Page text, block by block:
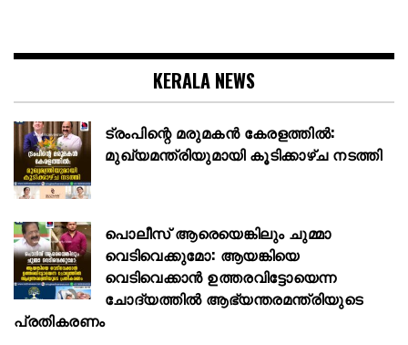
KERALA NEWS
ട്രംപിന്റെ മരുമകൻ കേരളത്തിൽ:
മുഖ്യമന്ത്രിയുമായി കൂടിക്കാഴ്ച നടത്തി
പൊലീസ് ആരെയെങ്കിലും ചുമ്മാ
വെടിവെക്കുമോ: ആയങ്കിയെ
വെടിവെക്കാൻ ഉത്തരവിട്ടോയെന്ന
ചോദ്യത്തിൽ ആഭ്യന്തരമന്ത്രിയുടെ
പ്രതികരണം